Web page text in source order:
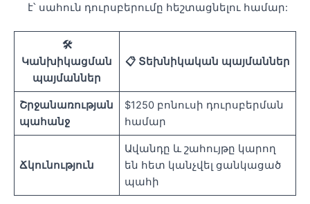
է՝ սահուն դուրսբերումը հեշտացնելու համար:
🛠
Կանխիկացման
պայմաններ
📋 Տեխնիկական պայմաններ
Շրջանառության
պահանջ
$1250 բոնուսի դուրսբերման
համար
Ճկունություն
Ավանդը և շահույթը կարող
են հետ կանչվել ցանկացած
պահի